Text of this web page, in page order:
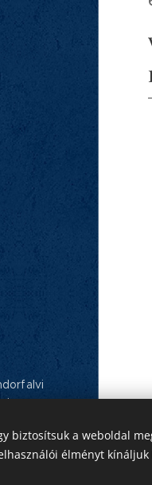
- Elnökségi
biztosítsuk a weboldal
élményt kínáljuk